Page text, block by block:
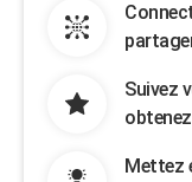
Suivez
Mettez